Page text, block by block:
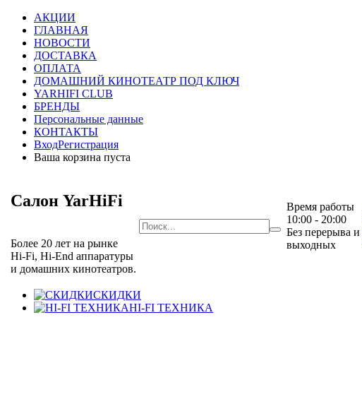
АКЦИИ
ГЛАВНАЯ
НОВОСТИ
ДОСТАВКА
ОПЛАТА
ДОМАШНИЙ КИНОТЕАТР ПОД КЛЮЧ
YARHIFI CLUB
БРЕНДЫ
Персональные данные
КОНТАКТЫ
ВходРегистрация
Ваша корзина пуста
Салон YarHiFi
Более 20 лет на рынке
Hi-Fi, Hi-End аппаратуры
и домашних кинотеатров.
Время работы
10:00 - 20:00
Без перерыва и
выходных
СКИДКИ
HI-FI ТЕХНИКА